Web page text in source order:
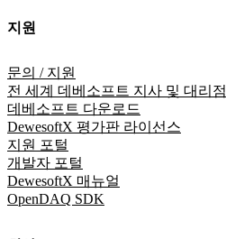
지원
문의 / 지원
전 세계 데베소프트 지사 및 대리점
데베소프트 다운로드
DewesoftX 평가판 라이선스
지원 포털
개발자 포털
DewesoftX 매뉴얼
OpenDAQ SDK